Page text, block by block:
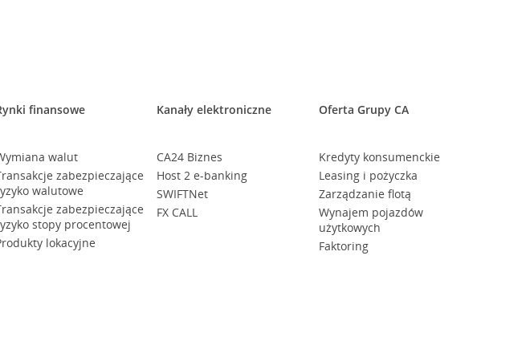
finansowe
walut
zabezpieczające
walutowe
zabezpieczające
stopy procentowej
lokacyjne
Kanały elektroniczne
CA24 Biznes
Host 2 e-banking
SWIFTNet
FX CALL
Oferta Grupy CA
Kredyty konsumenckie
Leasing i pożyczka
Zarządzanie flotą
Wynajem pojazdów
użytkowych
Faktoring